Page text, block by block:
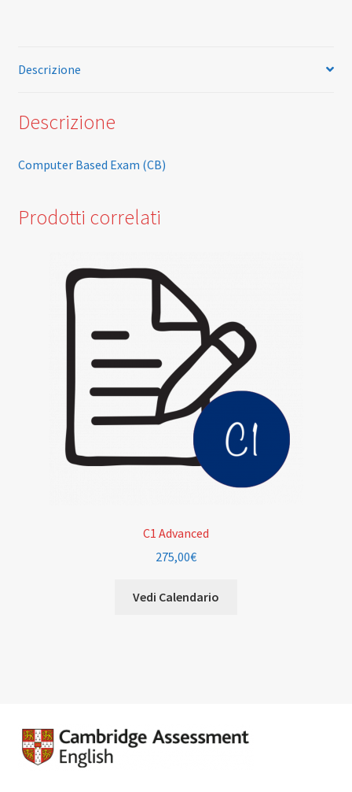
Descrizione
Descrizione
Computer Based Exam (CB)
Prodotti correlati
C1 Advanced
275,00€
Vedi Calendario